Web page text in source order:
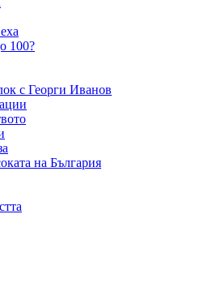
100?
с Георги Иванов
на България